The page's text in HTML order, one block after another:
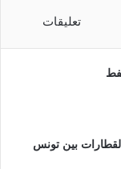
تعليقات
بين تونس